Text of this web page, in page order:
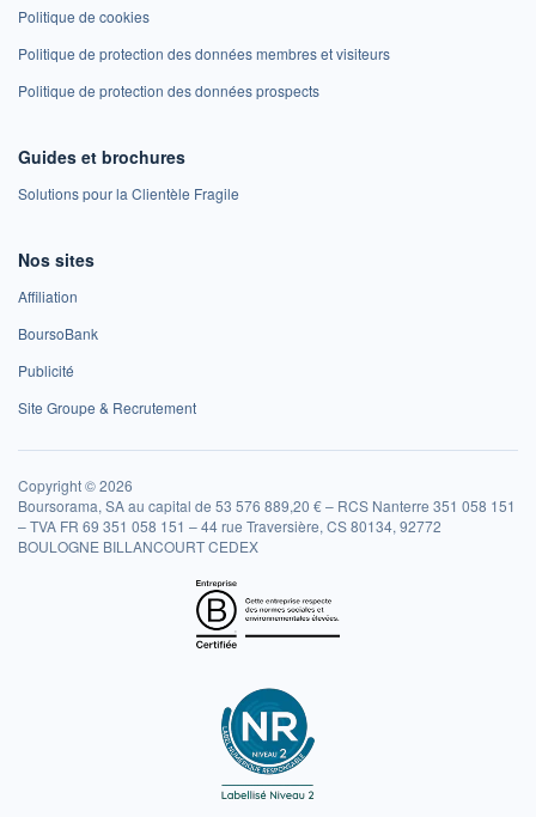
Politique de cookies
Politique de protection des données membres et visiteurs
Politique de protection des données prospects
Guides et brochures
Solutions pour la Clientèle Fragile
Nos sites
Affiliation
BoursoBank
Publicité
Site Groupe & Recrutement
Copyright © 2026
Boursorama, SA au capital de 53 576 889,20 € – RCS Nanterre 351 058 151
– TVA FR 69 351 058 151 – 44 rue Traversière, CS 80134, 92772
BOULOGNE BILLANCOURT CEDEX